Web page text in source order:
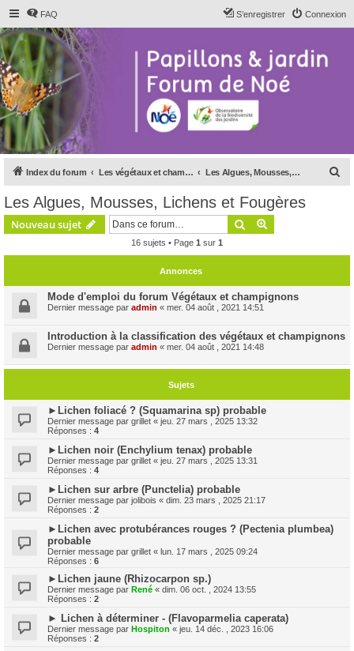
FAQ Connexion
S’enregistrer
Index du forum Les végétaux et champignons Les Algues, Mousses, Lichens et Fougères
c
r
Les Algues, Mousses, Lichens et Fougères
Nouveau sujet Rechercher
16 sujets • Page 1 sur 1
Annonces
Mode d'emploi du forum Végétaux et champignons
Dernier message par admin « mer. 04 août , 2021 14:51
Introduction à la classification des végétaux et champignons
Dernier message par admin « mer. 04 août , 2021 14:48
Sujets
►Lichen foliacé ? (Squamarina sp) probable
Dernier message par grillet « jeu. 27 mars , 2025 13:32
Réponses : 4
►Lichen noir (Enchylium tenax) probable
Dernier message par grillet « jeu. 27 mars , 2025 13:31
Réponses : 4
►Lichen sur arbre (Punctelia) probable
Dernier message par jolibois « dim. 23 mars , 2025 21:17
Réponses : 2
►Lichen avec protubérances rouges ? (Pectenia plumbea)
probable
Dernier message par grillet « lun. 17 mars , 2025 09:24
Réponses : 6
►Lichen jaune (Rhizocarpon sp.)
Dernier message par René « dim. 06 oct. , 2024 13:55
Réponses : 2
► Lichen à déterminer - (Flavoparmelia caperata)
Dernier message par Hospiton « jeu. 14 déc. , 2023 16:06
Réponses : 2